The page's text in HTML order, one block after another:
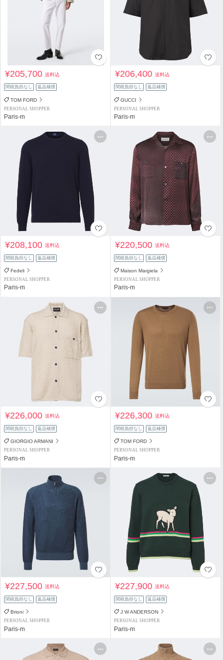
¥205,700送料込
関税負担なし 返品補償
TOM FORD
PERSONAL SHOPPER
Paris-m
¥206,400送料込
関税負担なし 返品補償
GUCCI
PERSONAL SHOPPER
Paris-m
¥208,100送料込
関税負担なし 返品補償
Fedeli
PERSONAL SHOPPER
Paris-m
¥220,500送料込
関税負担なし 返品補償
Maison Margiela
PERSONAL SHOPPER
Paris-m
¥226,000送料込
関税負担なし 返品補償
GIORGIO ARMANI
PERSONAL SHOPPER
Paris-m
¥226,300送料込
関税負担なし 返品補償
TOM FORD
PERSONAL SHOPPER
Paris-m
¥227,500送料込
関税負担なし 返品補償
Brioni
PERSONAL SHOPPER
Paris-m
¥227,900送料込
関税負担なし 返品補償
J W ANDERSON
PERSONAL SHOPPER
Paris-m